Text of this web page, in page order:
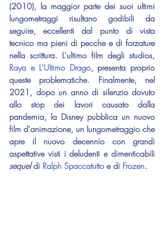
(2010), la maggior parte dei suoi ultimi
lungometraggi risultano godibili da
seguire, eccellenti dal punto di vista
tecnico ma pieni di pecche e di forzature
Raya e L'Ultimo Drago, presenta proprio
queste problematiche. Finalmente, nel
2021, dopo un anno di silenzio dovuto
allo stop dei lavori causato dalla
pandemia, la Disney pubblica un nuovo
film d'animazione, un lungometraggio che
apre il nuovo decennio con grandi
sequel di Ralph Spaccatutto e di Frozen.